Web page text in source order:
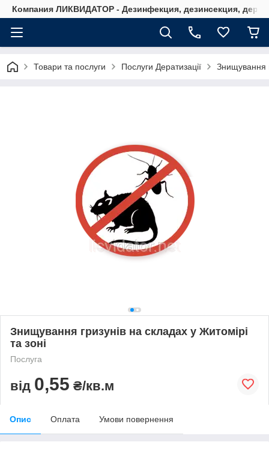
Компания ЛИКВИДАТОР - Дезинфекция, дезинсекция,
Товари та послуги Послуги Дератизації Знищування
Знищування гризунів на складах у Житомірі
та зоні
Послуга
від 0,55 ₴/кв.м
Опис Оплата Умови повернення